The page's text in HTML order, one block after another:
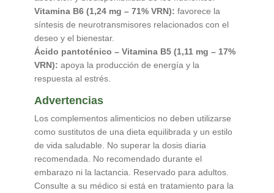
Vitamina B6 (1,24 mg – 71% VRN): favorece la
síntesis de neurotransmisores relacionados con el
deseo y el bienestar.
Ácido pantoténico – Vitamina B5 (1,11 mg – 17%
VRN): apoya la producción de energía y la
respuesta al estrés.
Advertencias
Los complementos alimenticios no deben utilizarse
como sustitutos de una dieta equilibrada y un estilo
de vida saludable. No superar la dosis diaria
recomendada. No recomendado durante el
embarazo ni la lactancia. Reservado para adultos.
Consulte a su médico si está en tratamiento para la